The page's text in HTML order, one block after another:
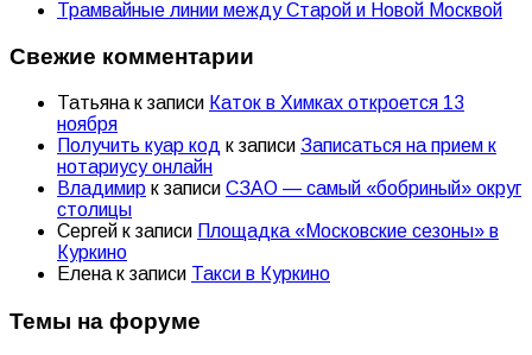
Трамвайные линии между Старой и Новой Москвой
Свежие комментарии
Татьяна к записи Каток в Химках откроется 13
ноября
Получить куар код к записи Записаться на прием к
нотариусу онлайн
Владимир к записи СЗАО — самый «бобриный» округ
столицы
Сергей к записи Площадка «Московские сезоны» в
Куркино
Елена к записи Такси в Куркино
Темы на форуме